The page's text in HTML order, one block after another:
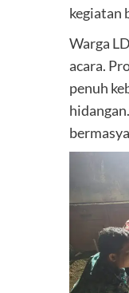
kegiatan
Warga
acara.
penuh